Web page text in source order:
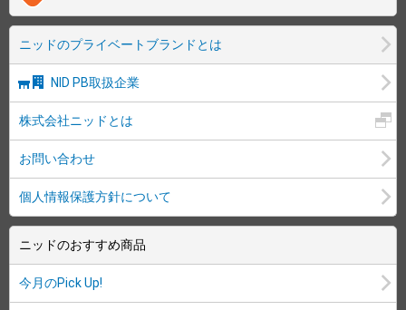
ニッドのプライベートブランドとは
NID PB取扱企業
株式会社ニッドとは
お問い合わせ
個人情報保護方針について
ニッドのおすすめ商品
今月のPick Up!